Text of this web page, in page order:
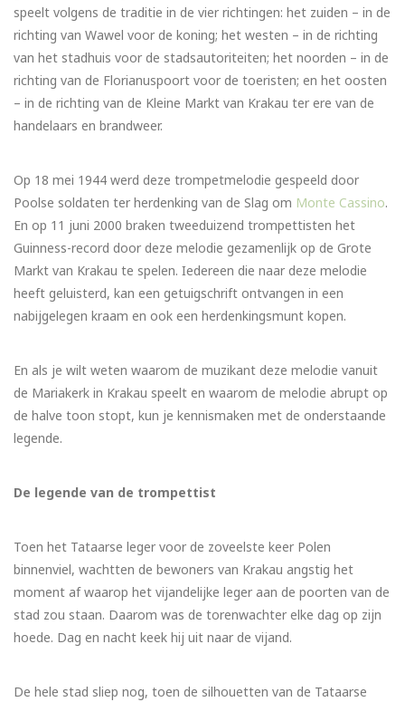
speelt volgens de traditie in de vier richtingen: het zuiden – in de
richting van Wawel voor de koning; het westen – in de richting
van het stadhuis voor de stadsautoriteiten; het noorden – in de
richting van de Florianuspoort voor de toeristen; en het oosten
– in de richting van de Kleine Markt van Krakau ter ere van de
handelaars en brandweer.
Op 18 mei 1944 werd deze trompetmelodie gespeeld door
Poolse soldaten ter herdenking van de Slag om Monte Cassino.
En op 11 juni 2000 braken tweeduizend trompettisten het
Guinness-record door deze melodie gezamenlijk op de Grote
Markt van Krakau te spelen. Iedereen die naar deze melodie
heeft geluisterd, kan een getuigschrift ontvangen in een
nabijgelegen kraam en ook een herdenkingsmunt kopen.
En als je wilt weten waarom de muzikant deze melodie vanuit
de Mariakerk in Krakau speelt en waarom de melodie abrupt op
de halve toon stopt, kun je kennismaken met de onderstaande
legende.
De legende van de trompettist
Toen het Tataarse leger voor de zoveelste keer Polen
binnenviel, wachtten de bewoners van Krakau angstig het
moment af waarop het vijandelijke leger aan de poorten van de
stad zou staan. Daarom was de torenwachter elke dag op zijn
hoede. Dag en nacht keek hij uit naar de vijand.
De hele stad sliep nog, toen de silhouetten van de Tataarse